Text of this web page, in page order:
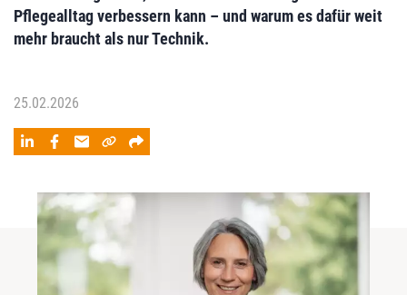
Pflegealltag verbessern kann – und warum es dafür weit
mehr braucht als nur Technik.
25.02.2026